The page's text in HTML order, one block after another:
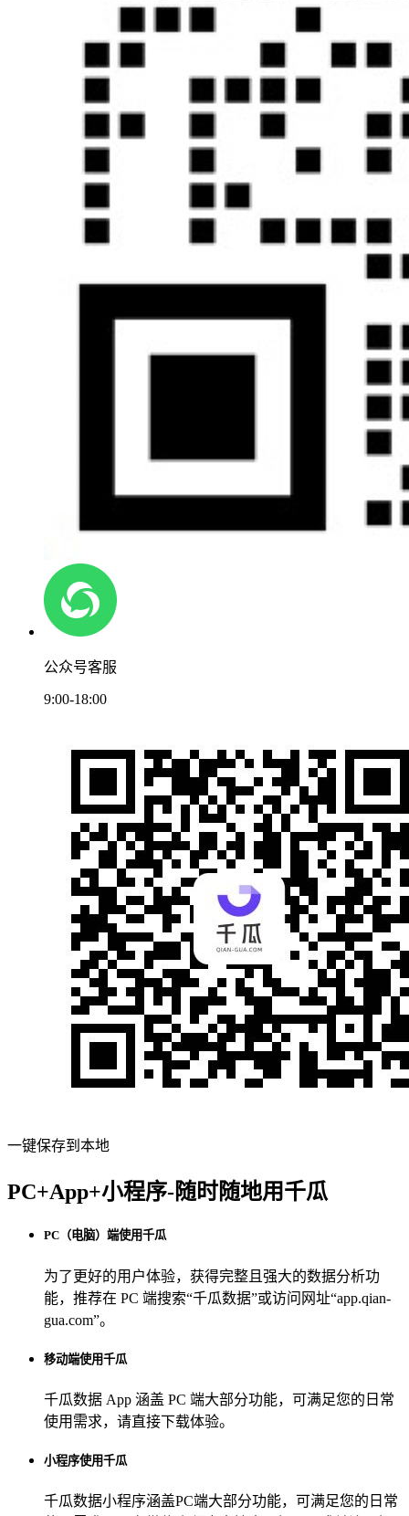
公众号客服
9:00-18:00
一键保存到本地
PC+App+小程序-随时随地用千瓜
PC（电脑）端使用千瓜
为了更好的用户体验，获得完整且强大的数据分析功
能，推荐在 PC 端搜索“千瓜数据”或访问网址“app.qian-
gua.com”。
移动端使用千瓜
千瓜数据 App 涵盖 PC 端大部分功能，可满足您的日常
使用需求，请直接下载体验。
小程序使用千瓜
千瓜数据小程序涵盖PC端大部分功能，可满足您的日常